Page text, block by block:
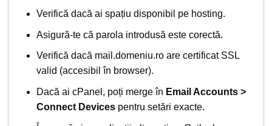
Verifică dacă ai spațiu disponibil pe hosting.
Asigură-te că parola introdusă este corectă.
Verifică dacă mail.domeniu.ro are certificat SSL
valid (accesibil în browser).
Dacă ai cPanel, poți merge în Email Accounts >
Connect Devicespentru setări exacte.